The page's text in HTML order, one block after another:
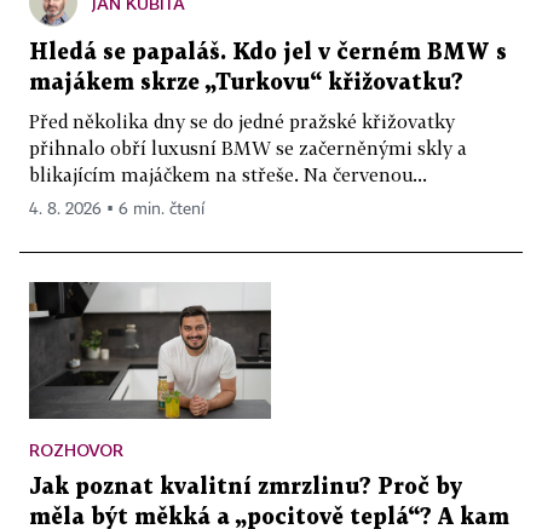
Hledá se papaláš. Kdo jel v černém BMW s
majákem skrze „Turkovu“ křižovatku?
Před několika dny se do jedné pražské křižovatky
přihnalo obří luxusní BMW se začerněnými skly a
blikajícím majáčkem na střeše. Na červenou...
4. 8. 2026 ▪ 6 min. čtení
ROZHOVOR
Jak poznat kvalitní zmrzlinu? Proč by
měla být měkká a „pocitově teplá“? A kam